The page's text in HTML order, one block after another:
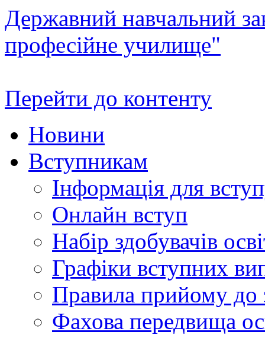
Державний навчальний
професійне училище"
Перейти до контенту
Новини
Вступникам
Інформація для
Онлайн вступ
Набір здобувачів
Графіки вступних
Правила прийому до
Фахова передвища